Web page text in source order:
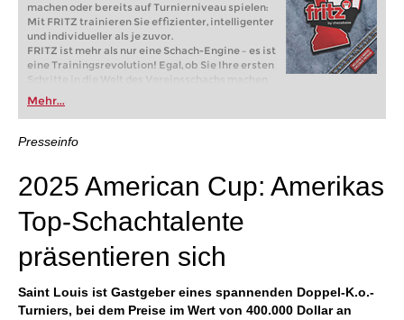
machen oder bereits auf Turnierniveau spielen:
Mit FRITZ trainieren Sie effizienter, intelligenter
und individueller als je zuvor.
FRITZ ist mehr als nur eine Schach-Engine – es ist
eine Trainingsrevolution! Egal, ob Sie Ihre ersten
Schritte in die Welt des Vereinsschachs machen
oder bereits auf Turnierniveau spielen: Mit
FRITZ trainieren Sie effizienter, intelligenter und
individueller als je zuvor.
Mehr...
Presseinfo
2025 American Cup: Amerikas
Top-Schachtalente
präsentieren sich
Saint Louis ist Gastgeber eines spannenden Doppel-K.o.-
Turniers, bei dem Preise im Wert von 400.000 Dollar an